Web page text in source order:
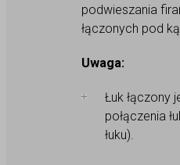
podwieszania
łączonych pod
Uwaga:
Łuk łączony
połączenia
łuku).